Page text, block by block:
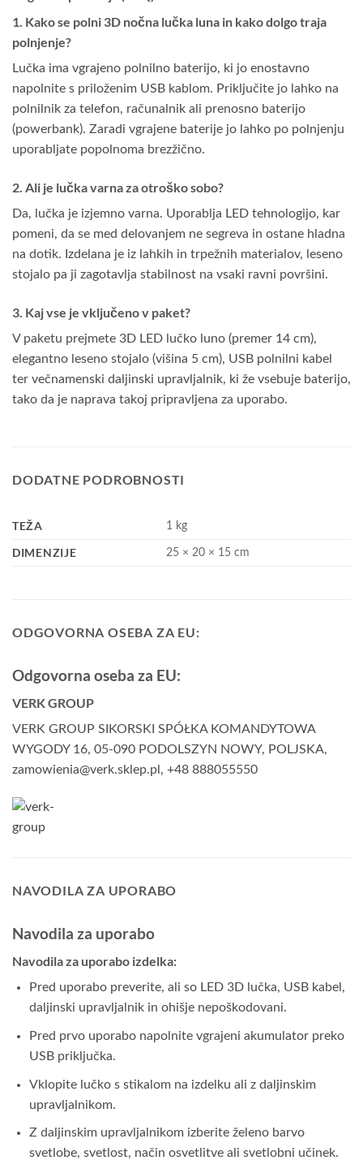
1. Kako se polni 3D nočna lučka luna in kako dolgo traja
polnjenje?
Lučka ima vgrajeno polnilno baterijo, ki jo enostavno
napolnite s priloženim USB kablom. Priključite jo lahko na
polnilnik za telefon, računalnik ali prenosno baterijo
(powerbank). Zaradi vgrajene baterije jo lahko po polnjenju
uporabljate popolnoma brezžično.
2. Ali je lučka varna za otroško sobo?
Da, lučka je izjemno varna. Uporablja LED tehnologijo, kar
pomeni, da se med delovanjem ne segreva in ostane hladna
na dotik. Izdelana je iz lahkih in trpežnih materialov, leseno
stojalo pa ji zagotavlja stabilnost na vsaki ravni površini.
3. Kaj vse je vključeno v paket?
V paketu prejmete 3D LED lučko luno (premer 14 cm),
elegantno leseno stojalo (višina 5 cm), USB polnilni kabel
ter večnamenski daljinski upravljalnik, ki že vsebuje baterijo,
tako da je naprava takoj pripravljena za uporabo.
DODATNE PODROBNOSTI
TEŽA 1 kg
DIMENZIJE 25 × 20 × 15 cm
ODGOVORNA OSEBA ZA EU:
Odgovorna oseba za EU:
VERK GROUP
VERK GROUP SIKORSKI SPÓŁKA KOMANDYTOWA
WYGODY 16, 05-090 PODOLSZYN NOWY, POLJSKA,
zamowienia@verk.sklep.pl, +48 888055550
NAVODILA ZA UPORABO
Navodila za uporabo
Navodila za uporabo izdelka:
Pred uporabo preverite, ali so LED 3D lučka, USB kabel,
daljinski upravljalnik in ohišje nepoškodovani.
Pred prvo uporabo napolnite vgrajeni akumulator preko
USB priključka.
Vklopite lučko s stikalom na izdelku ali z daljinskim
upravljalnikom.
Z daljinskim upravljalnikom izberite želeno barvo
svetlobe, svetlost, način osvetlitve ali svetlobni učinek.